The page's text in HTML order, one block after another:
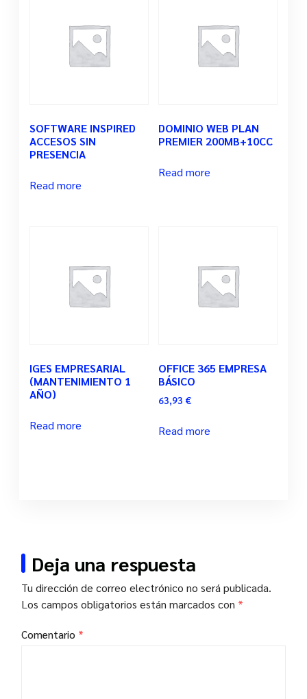
SOFTWARE INSPIRED
ACCESOS SIN
PRESENCIA
Read more
DOMINIO WEB PLAN
PREMIER 200MB+10CC
Read more
IGES EMPRESARIAL
(MANTENIMIENTO 1
AÑO)
Read more
OFFICE 365 EMPRESA
BÁSICO
63,93 €
Read more
Deja una respuesta
Tu dirección de correo electrónico no será publicada.
Los campos obligatorios están marcados con *
Comentario *